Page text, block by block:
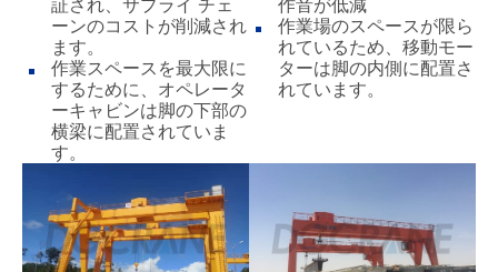
ーンのコストが削減され
ます。
作業スペースを最大限に
するために、オペレータ
ーキャビンは脚の下部の
横梁に配置されていま
す。
作業場のスペースが限ら
れているため、移動モー
ターは脚の内側に配置さ
れています。